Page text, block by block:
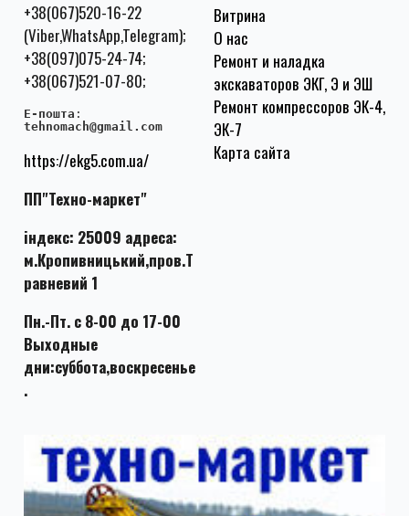
+38(067)520-16-22
(Viber,WhatsApp,Telegram);
+38(097)075-24-74;
+38(067)521-07-80;
E-пошта :
tehnomach@gmail.com
https://ekg5.com.ua/
ПП"Техно-маркет"
індекс: 25009 адреса:
м.Кропивницький,пров.Т
равневий 1
Пн.-Пт. с 8-00 до 17-00
Выходные
дни:суббота,воскресенье
.
Витрина
О нас
Ремонт и наладка
экскаваторов ЭКГ, Э и ЭШ
Ремонт компрессоров ЭК-4,
ЭК-7
Карта сайта